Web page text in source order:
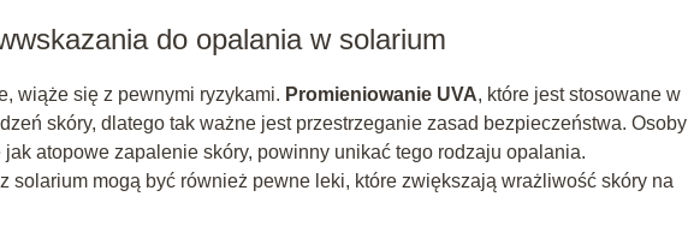
do opalania w solarium
wiąże się z pewnymi ryzykami. Promieniowanie UVA, które jest stosowane w
skóry, dlatego tak ważne jest przestrzeganie zasad bezpieczeństwa. Osoby
atopowe zapalenie skóry, powinny unikać tego rodzaju opalania.
solarium mogą być również pewne leki, które zwiększają wrażliwość skóry na